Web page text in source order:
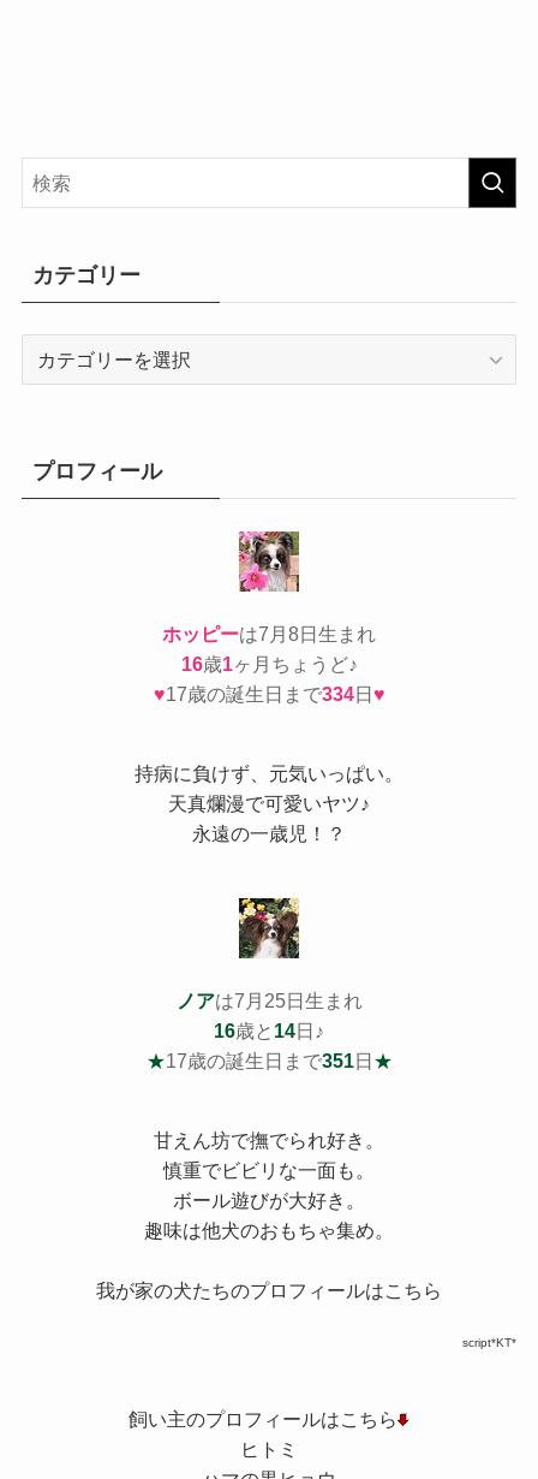
カテゴリー
ープロフィール
ホッピーは7月8日生まれ
16歳1ヶ月ちょうど♪
♥17歳の誕生日まで334日♥
持病に負けず、元気いっぱい。
天真爛漫で可愛いヤツ♪
永遠の一歳児！？
ノアは7月25日生まれ
16歳と 14日♪
★17歳の誕生日まで351日 ★
甘えん坊で撫でられ好き。
慎重でビビリな一面も。
ボール遊びが大好き。
趣味は他犬のおもちゃ集め。
我が家の犬たちのプロフィールはこちら
script*KT*
飼い主のプロフィールはこちら
ヒトミ